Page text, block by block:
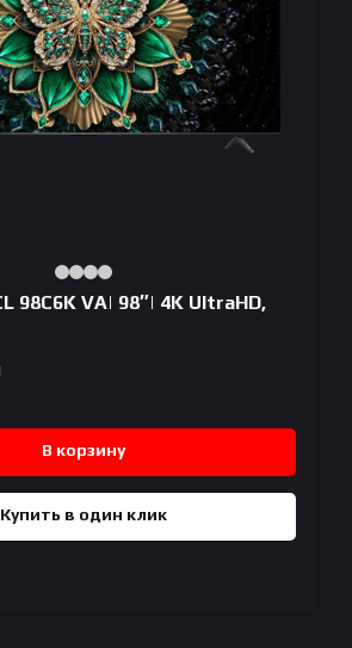
98C6K VA| 98″| 4K UltraHD,
В корзину
Купить в один клик